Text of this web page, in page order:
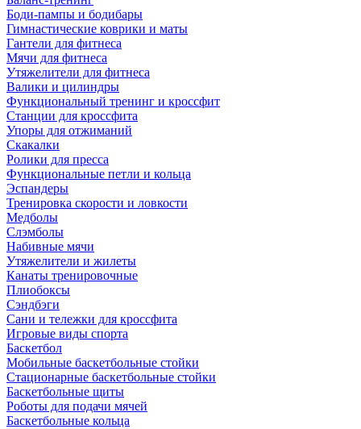
Боди-пампы и бодибары
Гимнастические коврики и маты
Гантели для фитнеса
Мячи для фитнеса
Утяжелители для фитнеса
Валики и цилиндры
Функциональный тренинг и кроссфит
Станции для кроссфита
Упоры для отжиманий
Скакалки
Ролики для пресса
Функциональные петли и кольца
Эспандеры
Тренировка скорости и ловкости
Медболы
Слэмболы
Набивные мячи
Утяжелители и жилеты
Канаты тренировочные
Плиобоксы
Сэндбэги
Сани и тележки для кроссфита
Игровые виды спорта
Баскетбол
Мобильные баскетбольные стойки
Стационарные баскетбольные стойки
Баскетбольные щиты
Роботы для подачи мячей
Баскетбольные кольца